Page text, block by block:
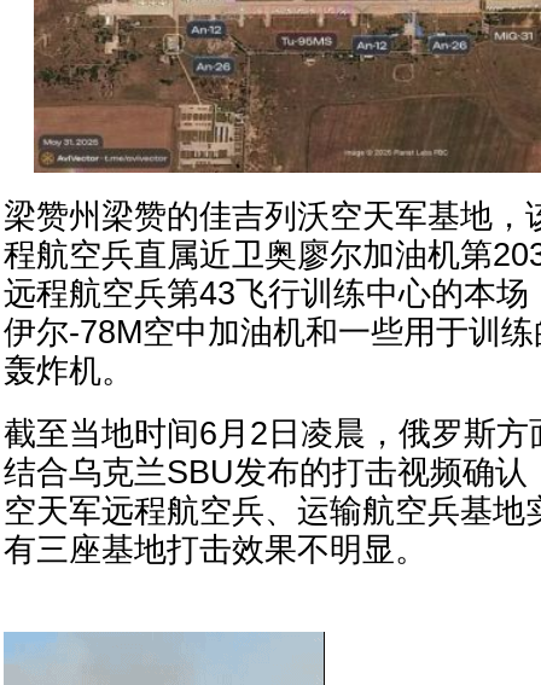
梁赞州梁赞的佳吉列沃空天军基地，
程航空兵直属近卫奥廖尔加油机第
远程航空兵第43飞行训练中心的本场
伊尔-78M空中加油机和一些用于训
轰炸机。
截至当地时间6月2日凌晨，俄罗斯方
结合乌克兰SBU发布的打击视频确认
空天军远程航空兵、运输航空兵基地
有三座基地打击效果不明显。